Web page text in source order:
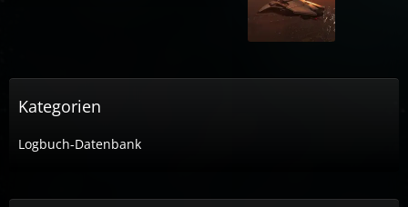
Kategorien
Logbuch-Datenbank